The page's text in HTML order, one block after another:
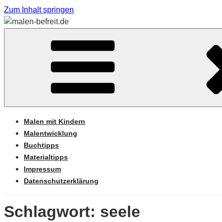
Zum Inhalt springen
MALEN-BEFREIT.DE
Sabine Feickert – Atelier für begleitetes Malen
Malen mit Kindern
Malentwicklung
Buchtipps
Materialtipps
Impressum
Datenschutzerklärung
Schlagwort: seele